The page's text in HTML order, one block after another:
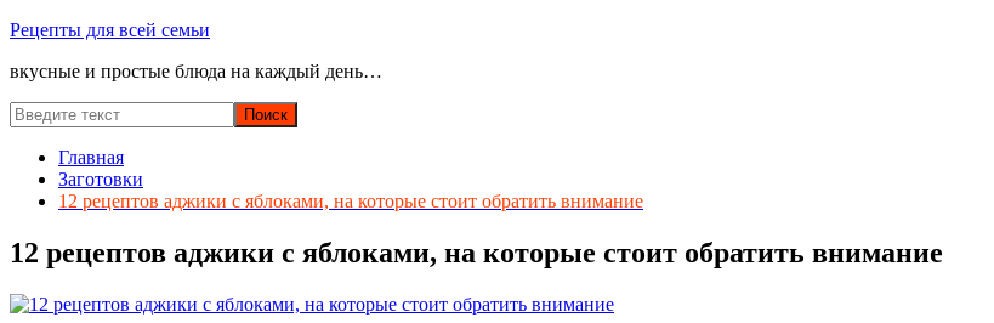
Перейти
содержимому
Рецепты для всей семьи
вкусные и простые блюда на каждый день…
Главная
Заготовки
12 рецептов аджики с яблоками, на которые стоит обратить внимание
12 рецептов аджики с яблоками, на которые стоит обратить внимание